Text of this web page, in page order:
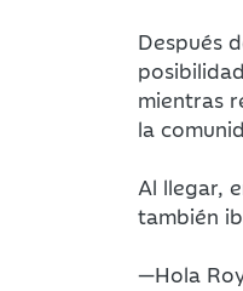
Después
mientras
la
Al llegar,
también
—Hola